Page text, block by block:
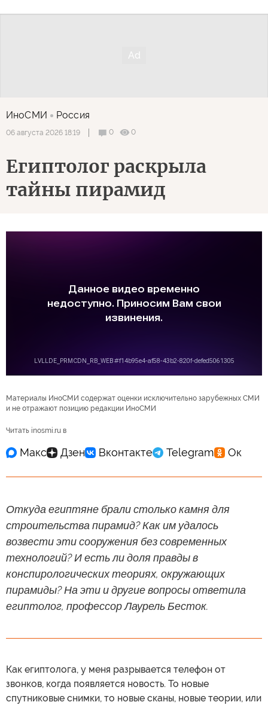
ИноСМИ Россия
06 августа 2026 18:19 0 0
Египтолог раскрыла
тайны пирамид
Материалы ИноСМИ содержат оценки исключительно зарубежных СМИ
и не отражают позицию редакции ИноСМИ
Читать inosmi.ru в
Откуда египтяне брали столько камня для
строительства пирамид? Как им удалось
возвести эти сооружения без современных
технологий? И есть ли доля правды в
конспирологических теориях, окружающих
пирамиды? На эти и другие вопросы ответила
египтолог, профессор Лаурель Бесток.
Как египтолога, у меня разрывается телефон от
звонков, когда появляется новость. То новые
спутниковые снимки, то новые сканы, новые теории, или